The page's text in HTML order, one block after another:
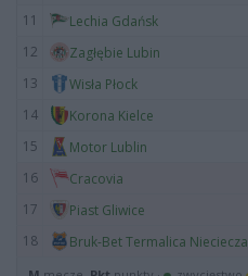
11
Lechia Gdańsk
12
Zagłębie Lubin
13
Wisła Płock
14
Korona Kielce
15
Motor Lublin
16
Cracovia
17
Piast Gliwice
18
Bruk-Bet Termalica Nieciecza